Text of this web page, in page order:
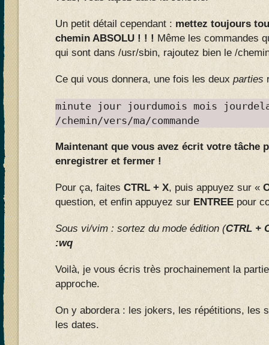
Un petit détail cependant : mettez toujours
chemin ABSOLU ! ! ! Même les commandes
qui sont dans /usr/sbin, rajoutez bien le /
Ce qui vous donnera, une fois les deux parties
minute jour jourdumois mois
/chemin/vers/ma/commande
Maintenant que vous avez écrit votre tâche
enregistrer et fermer !
Pour ça, faites CTRL + X, puis appuyez sur «
question, et enfin appuyez sur ENTREE pour
Sous vi/vim : sortez du mode édition (CTRL +
:wq
Voilà, je vous écris très prochainement la
approche.
On y abordera : les jokers, les répétitions, les
les dates.